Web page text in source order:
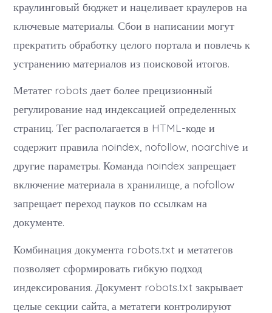
краулинговый бюджет и нацеливает краулеров на
ключевые материалы. Сбои в написании могут
прекратить обработку целого портала и повлечь к
устранению материалов из поисковой итогов.
Метатег robots дает более прецизионный
регулирование над индексацией определенных
страниц. Тег располагается в HTML-коде и
содержит правила noindex, nofollow, noarchive и
другие параметры. Команда noindex запрещает
включение материала в хранилище, а nofollow
запрещает переход пауков по ссылкам на
документе.
Комбинация документа robots.txt и метатегов
позволяет сформировать гибкую подход
индексирования. Документ robots.txt закрывает
целые секции сайта, а метатеги контролируют